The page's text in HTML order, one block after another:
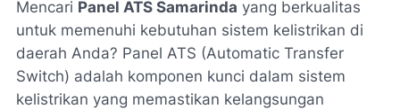
Mencari Panel ATS Samarinda yang berkualitas
untuk memenuhi kebutuhan sistem kelistrikan di
daerah Anda? Panel ATS (Automatic Transfer
Switch) adalah komponen kunci dalam sistem
kelistrikan yang memastikan kelangsungan